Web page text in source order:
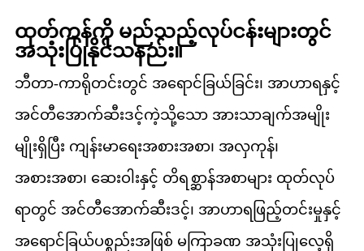
ထုတ်ကုန်ကို မည်သည့်လုပ်ငန်းများတွင်
အသုံးပြုနိုင်သနည်း။
ဘီတာ-ကာရိုတင်းတွင် အရောင်ခြယ်ခြင်း၊ အာဟာရနှင့်
အင်တီအောက်ဆီးဒင့်ကဲ့သို့သော အားသာချက်အမျိုး
မျိုးရှိပြီး ကျန်းမာရေးအစားအစာ၊ အလှကုန်၊
အစားအစာ၊ ဆေးဝါးနှင့် တိရစ္ဆာန်အစာများ ထုတ်လုပ်
ရာတွင် အင်တီအောက်ဆီးဒင့်၊ အာဟာရဖြည့်တင်းမှုနှင့်
အရောင်ခြယ်ပစ္စည်းအဖြစ် မကြာခဏ အသုံးပြုလေ့ရှိ